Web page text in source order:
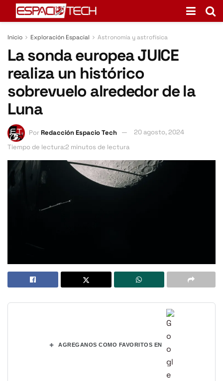
Inicio Exploración Espacial Astronomía y astrofísica
La sonda europea JUICE
realiza un histórico
sobrevuelo alrededor de la
Luna
PorRedacción Espacio Tech
20 agosto, 2024
Tiempo de lectura:2 minutos de lectura
+ AGREGANOS COMO FAVORITOS EN